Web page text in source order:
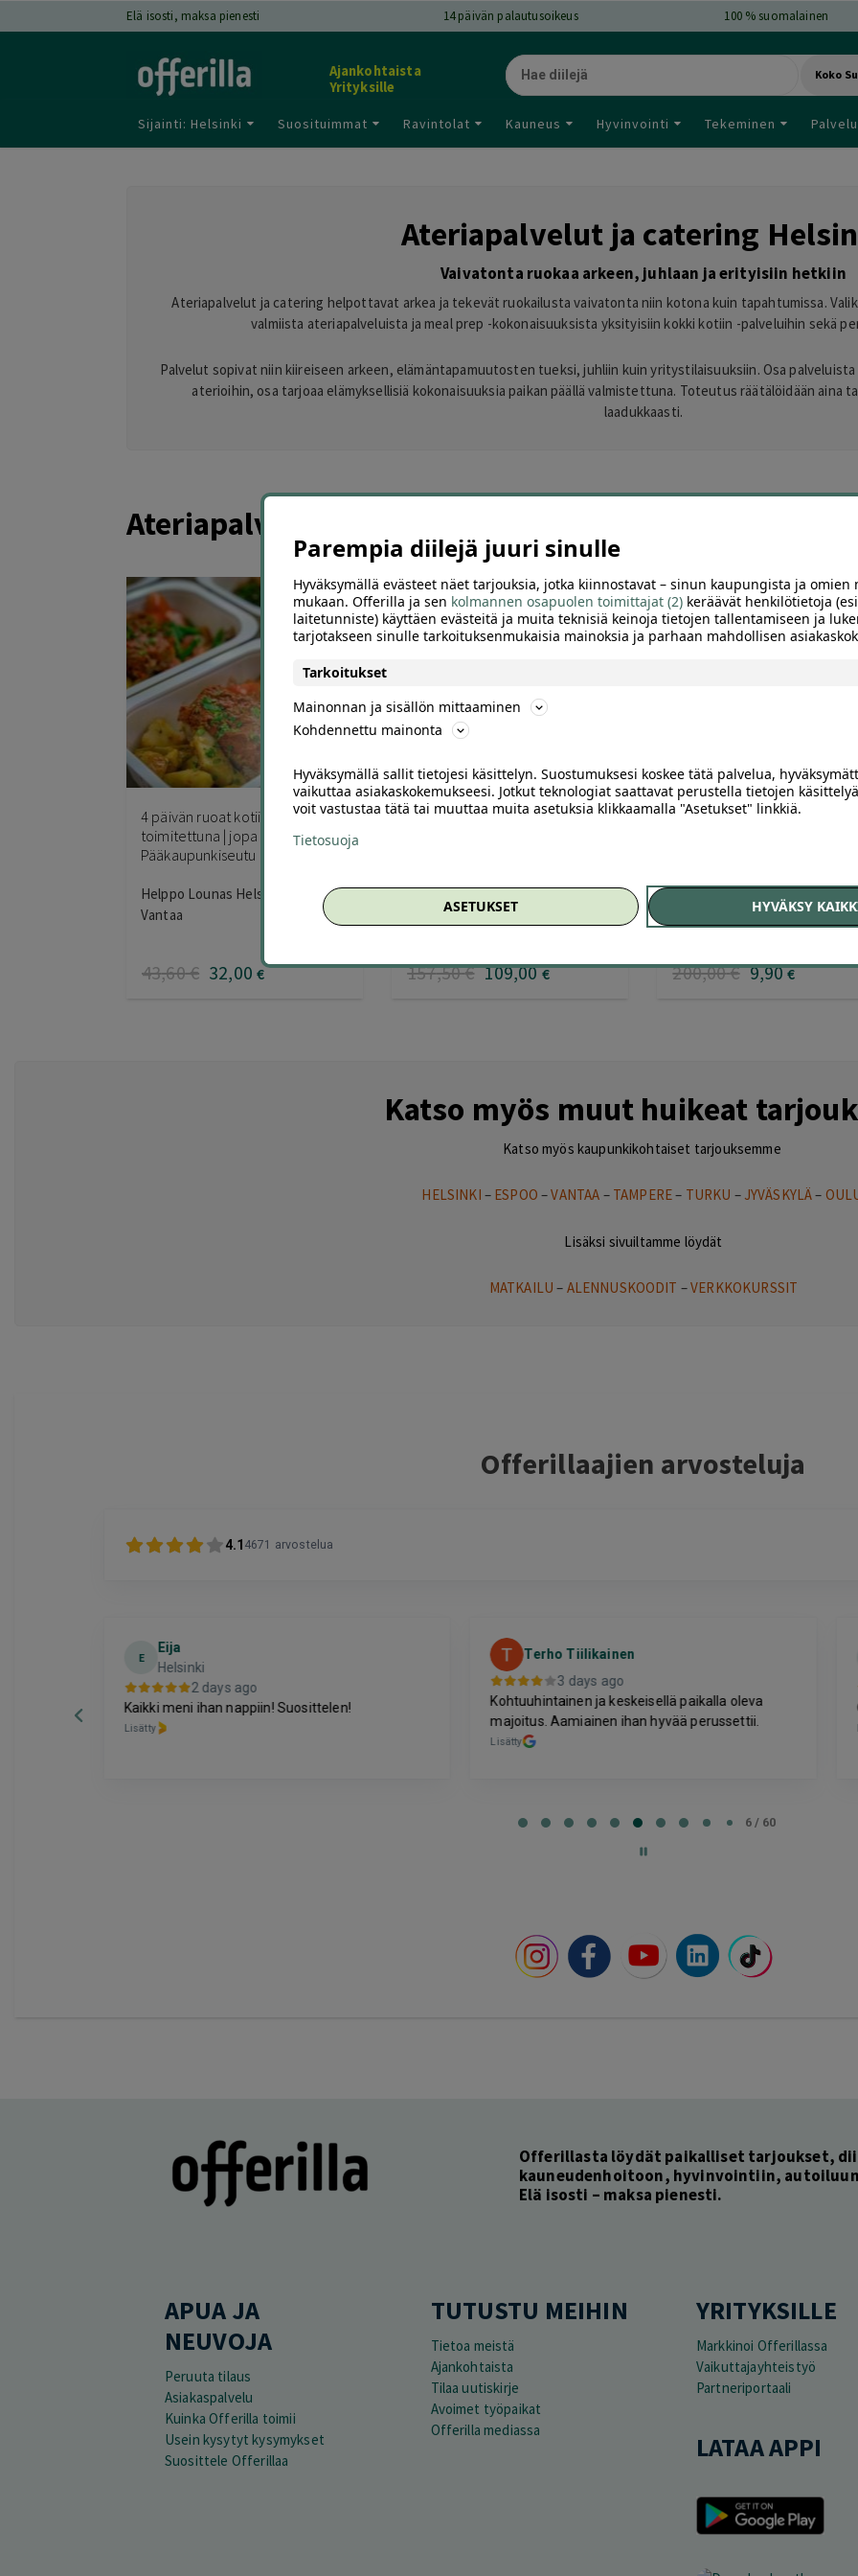
Elä isosti, maksa pienesti 14päivän palautusoikeus 100 % suomalainen
Ajankohtaista
Yrityksille
Koko
Sijainti: Helsinki Suosituimmat Ravintolat Kauneus Hyvinvointi Tekeminen
Ateriapalvelut ja catering
Vaivatonta ruokaa arkeen, juhlaan ja erityisiin hetkiin
Ateriapalvelut ja catering helpottavat arkea ja tekevät ruokailusta vaivatonta niin kotona kuin tapahtumissa.
valmiista ateriapalveluista ja meal prep -kokonaisuuksista yksityisiin kokki kotiin -palveluihin sekä
Palvelut sopivat niin kiireiseen arkeen, elämäntapamuutosten tueksi, juhliin kuin yritystilaisuuksiin. Osa
aterioihin, osa tarjoaa elämyksellisiä kokonaisuuksia paikan päällä valmistettuna. Toteutus räätälöidään aina
laadukkaasti.
Ateriapalvelut ja catering Helsinki
6
4 päivän ruoat kotiin
toimitettuna | jopa -30% |
Pääkaupunkiseutu
Helppo Lounas Helsinki, Espoo &
Vantaa
43,60€ 32,00 €
10
Kokki kotiin – räätälöity
At Your Table Pääkaupunkiseutu
157,50€ 109,00 €
200 € Lahjakortti catering-
Satama Catering
Pääkaupunkiseutu
200,00€ 9,90 €
Katso myös muut huikeat
Katso myös kaupunkikohtaiset tarjouksemme
HELSINKI – ESPOO –VANTAA –TAMPERE– TURKU – JYVÄSKYLÄ–
Lisäksi sivuiltamme löydät
MATKAILU – ALENNUSKOODIT –VERKKOKURSSIT
Offerillaajien arvosteluja
4.1 4671 arvostelua
E
Eija
Helsinki
2 days ago
Kaikki meni ihan nappiin! Suosittelen!
Lisätty
Terho Tiilikainen
3 days ago
Kohtuuhintainen ja keskeisellä paikalla oleva
majoitus. Aamiainen ihan hyvää perussettii.
Lisätty
6 / 60
Offerillasta löydät paikalliset tarjoukset,
kauneudenhoitoon, hyvinvointiin,
Elä isosti – maksa pienesti.
APUA JA
NEUVOJA
Peruuta tilaus
Asiakaspalvelu
Kuinka Offerilla toimii
Usein kysytyt kysymykset
Suosittele Offerillaa
TUTUSTU MEIHIN
Tietoa meistä
Ajankohtaista
Tilaa uutiskirje
Avoimet työpaikat
Offerilla mediassa
YRITYKSILLE
Markkinoi Offerillassa
Vaikuttajayhteistyö
Partneriportaali
LATAA APPI
Parempia diilejä juuri sinulle
Hyväksymällä evästeet näet tarjouksia, jotka kiinnostavat – sinun kaupungista ja omien
mukaan. Offerilla ja sen kolmannen osapuolen toimittajat (2) keräävät henkilötietoja
laitetunniste) käyttäen evästeitä ja muita teknisiä keinoja tietojen tallentamiseen ja
tarjotakseen sinulle tarkoituksenmukaisia mainoksia ja parhaan mahdollisen
Tarkoitukset
Mainonnan ja sisällön mittaaminen
Kohdennettu mainonta
Hyväksymällä sallit tietojesi käsittelyn. Suostumuksesi koskee tätä palvelua,
vaikuttaa asiakaskokemukseesi. Jotkut teknologiat saattavat perustella tietojen
voit vastustaa tätä tai muuttaa muita asetuksia klikkaamalla "Asetukset" linkkiä.
Tietosuoja
ASETUKSET HYVÄKSY